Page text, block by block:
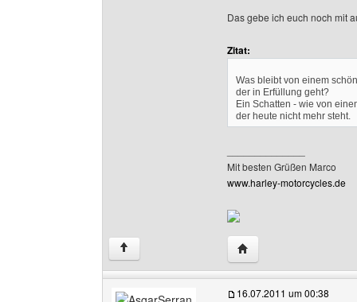
Das gebe ich euch noch mit
Zitat:
Was bleibt von einem
der in Erfüllung geht?
Ein Schatten - wie von
der heute nicht mehr steht.
Mit besten Grüßen Marco
www.harley-motorcycles.de
↑ Website dieses
16.07.2011 um 00:38